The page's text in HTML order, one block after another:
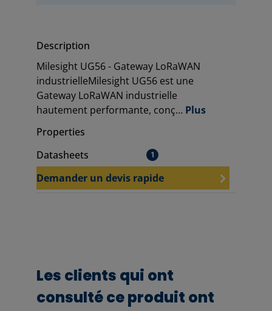
Description
Milesight UG56 - Gateway LoRaWAN
industrielleMilesight UG56 est une
Gateway LoRaWAN industrielle
hautement performante, conç… Plus
Properties
Datasheets
1
Demander un devis rapide
Les clients qui ont
consulté ce produit ont